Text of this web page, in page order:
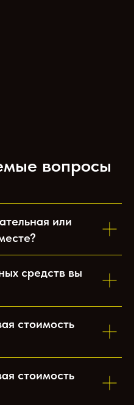
вопросы
или
средств вы
стоимость
стоимость